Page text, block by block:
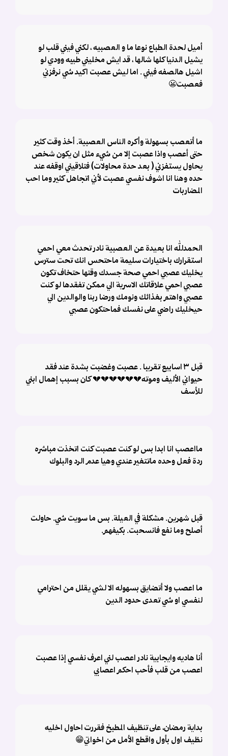
أميل لحدة الطباع نوعا ما و العصبيه ، لكني فيني قلب لو
يشيل الدنيا كلها شالها ، قد ايش مخليني طيبه وودي لو
اشيل هالصفه فيني . اما ليش عصبت اكيد شي نرفزني
فعصبت😬
ما أتعصب بسهولة وأكره الناس العصبية. أخذ وقت كثير
حتى أعصب واذا عصبت إلا من شيء مثل ان يكون شخص
يحاول يستفزني ( بعد حدة محاولات) فتلاقيني اوقفه عند
حده وهنا انا اشوف نفسي عصبت لأني اتجاهل كثير وما احب
المضاربات
الحمدلله انا بعيدة عن العصبية نادر تحدث معي احمي
استقرارك باختيارات سليمة ماحتحس انك تحت سترس
يخليك عصبي احمي صحة جسدك وقتها حتخاف تكون
عصبي احمي علاقاتك الاسرية الي ممكن تفقدها لو كنت
عصبي واهتم بغذائك ونومك ورضا ربنا والوالدين الي
حيخليك راضي على نفسك فماحتكون عصبي
قبل ٣ اسابيع تقريبا . عصبت وغضبت بشدة عند فقد
حيواني الأليف وموته💔💔💔💔💔💔 كان بسبب إهمال ابني
للأسف
مااعصب انا ابدا بس لو كنت عصبت كنت اتخذت مباشره
ردة فعل وحده ماتتغير عندي وهيا عدم الرد والبلوك
قبل شهرين. مشكلة في العيلة. بس ما سويت شي. حاولت
أصلح وما نفع فانسحبت. بكيفهم.
ما اعصب ولا أتضايق بسهوله الا لشي يقلل من احترامي
لنفسي او شي تعدى حدود الدين
أنا هاديه وايجابية نادر اعصب لني اعرف نفسي إذا عصبت
اعصب من قلب فأحب احكم اعصابي
بداية رمضان، على تنظيف المطبخ فقررت احاول اخليه
نظيف اول بأول واقطع الأمل من اخواتي😁